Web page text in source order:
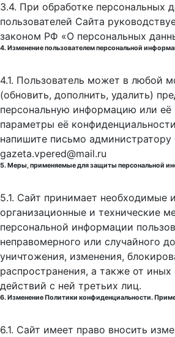
3.4. При обработке персональных
пользователей Сайта
законом РФ «О персональных
4. Изменение пользователем персональной
4.1. Пользователь может в любой
(обновить, дополнить, удалить)
персональную информацию или её
параметры её
напишите письмо администратору
gazeta.vpered@mail.ru
5. Меры, применяемые для защиты персональной
5.1. Сайт принимает необходимые
организационные и технические
персональной информации
неправомерного или случайного
уничтожения, изменения,
распространения, а также от
действий с ней третьих лиц.
6. Изменение Политики конфиденциальности.
6.1. Сайт имеет право вносить